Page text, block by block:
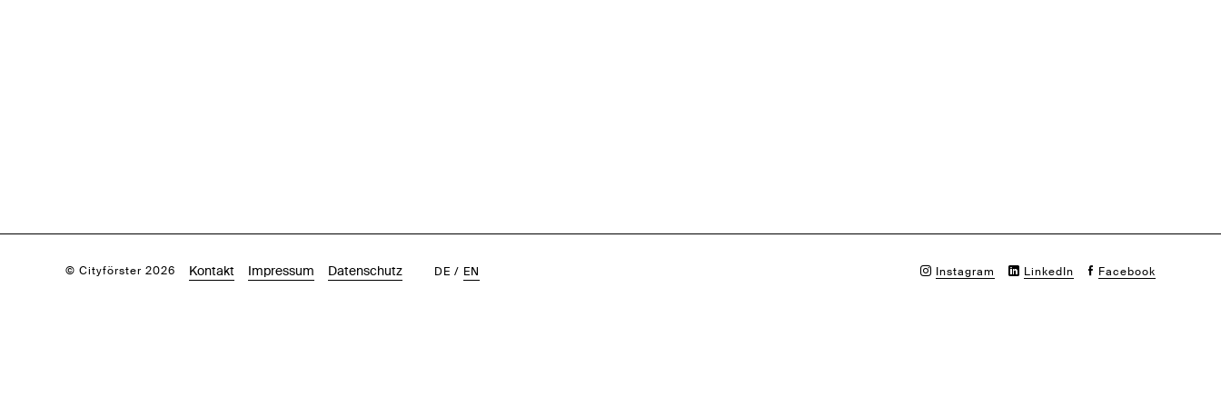
© Cityförster 2026 Kontakt Impressum Datenschutz DE / EN Instagram LinkedIn Facebook